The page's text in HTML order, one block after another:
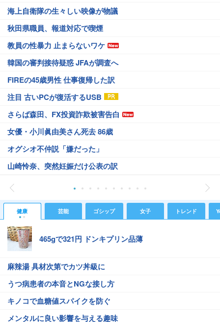
海上自衛隊の生々しい映像が物議
秋田県職員、報道対応で喫煙
教員の性暴力 止まらないワケ
韓国の審判接待疑惑 JFAが調査へ
FIREの45歳男性 仕事復帰した訳
注目 古いPCが復活するUSB
さらば森田、FX投資詐欺被害告白
女優・小川眞由美さん死去 86歳
オグシオ不仲説「嫌だった」
山崎怜奈、突然妊娠だけ公表の訳
健康 芸能 ゴシップ 女子 トレンド
465gで321円 ドンキプリン品薄
麻辣湯 具材次第でカツ丼級に
うつ病患者の本音とNGな接し方
キノコで血糖値スパイクを防ぐ
メンタルに良い影響を与える趣味